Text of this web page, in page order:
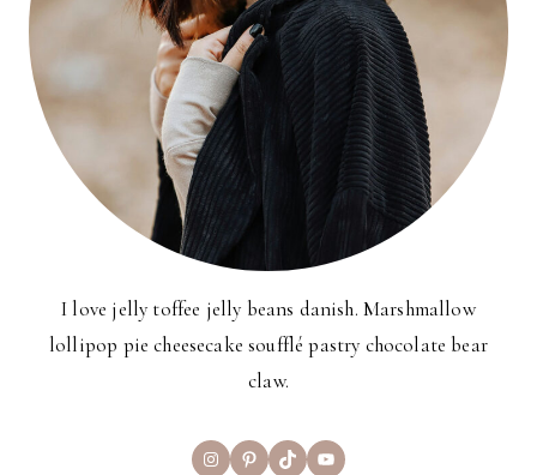
I love jelly toffee jelly beans danish. Marshmallow
lollipop pie cheesecake soufflé pastry chocolate bear
claw.
InstagramPinterest
TikTokYouTube